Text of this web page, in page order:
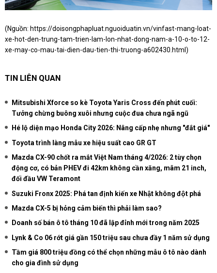
(Nguồn: https://doisongphapluat.nguoiduatin.vn/vinfast-mang-loat-
xe-hot-den-trung-tam-trien-lam-lon-nhat-dong-nam-a-10-o-to-12-
xe-may-co-mau-tai-dien-dau-tien-thi-truong-a602430.html )
TIN LIÊN QUAN
Mitsubishi Xforce so kè Toyota Yaris Cross đến phút cuối:
Tưởng chừng buông xuôi nhưng cuộc đua chưa ngã ngũ
Hé lộ diện mạo Honda City 2026: Nâng cấp nhẹ nhưng "đắt giá"
Toyota trình làng mẫu xe hiệu suất cao GR GT
Mazda CX-90 chốt ra mắt Việt Nam tháng 4/2026: 2 tùy chọn
động cơ, có bản PHEV đi 42km không cần xăng, mâm 21 inch,
đối đầu VW Teramont
Suzuki Fronx 2025: Phá tan định kiến xe Nhật không đột phá
Mazda CX-5 bị hỏng cảm biến thì phải làm sao?
Doanh số bán ô tô tháng 10 đã lập đỉnh mới trong năm 2025
Lynk & Co 06 rớt giá gần 150 triệu sau chưa đầy 1 năm sử dụng
Tầm giá 800 triệu đồng có thể chọn những mẫu ô tô nào dành
cho gia đình sử dụng